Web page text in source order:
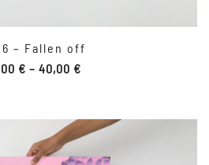
– Fallen off
€ – 40,00 €